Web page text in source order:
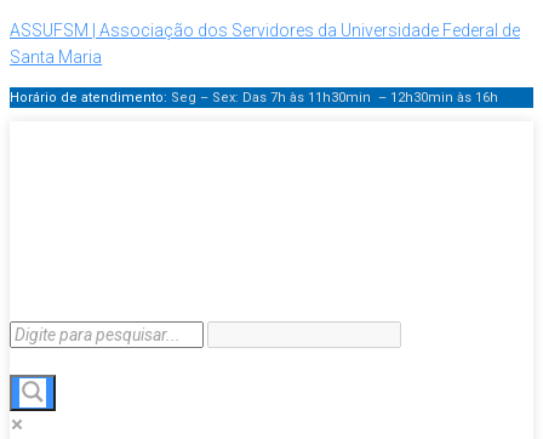
ASSUFSM | Associação dos Servidores da Universidade Federal de
Santa Maria
Horário de atendimento: Seg – Sex: Das 7h às 11h30min – 12h30min às 16h